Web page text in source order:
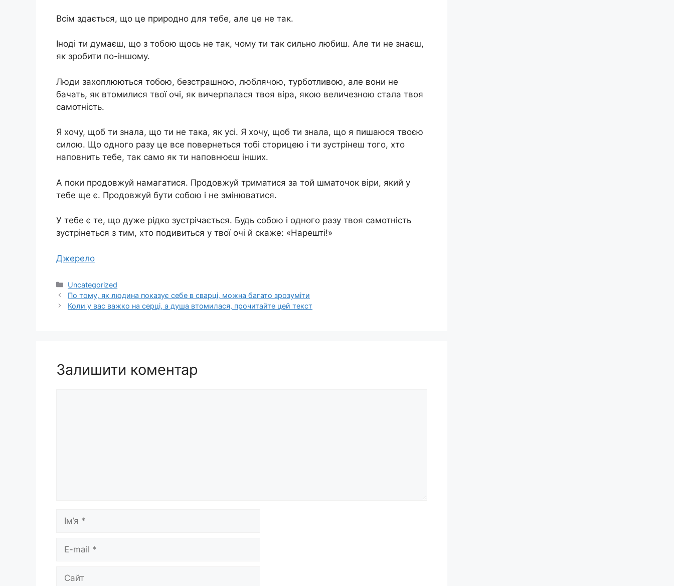
Всім здається, що це природно для тебе, але це не так.
Іноді ти думаєш, що з тобою щось не так, чому ти так сильно любиш. Але ти не знаєш,
як зробити по-іншому.
Люди захоплюються тобою, безстрашною, люблячою, турботливою, але вони не
бачать, як втомилися твої очі, як вичерпалася твоя віра, якою величезною стала твоя
самотність.
Я хочу, щоб ти знала, що ти не така, як усі. Я хочу, щоб ти знала, що я пишаюся твоєю
силою. Що одного разу це все повернеться тобі сторицею і ти зустрінеш того, хто
наповнить тебе, так само як ти наповнюєш інших.
А поки продовжуй намагатися. Продовжуй триматися за той шматочок віри, який у
тебе ще є. Продовжуй бути собою і не змінюватися.
У тебе є те, що дуже рідко зустрічається. Будь собою і одного разу твоя самотність
зустрінеться з тим, хто подивиться у твої очі й скаже: «Нарешті!»
Джерело
Категорії
Uncategorized
По тому, як людина показує себе в сварці, можна багато зрозуміти
Коли у вас важко на серці, а душа втомилася, прочитайте цей текст
Залишити коментар
mail